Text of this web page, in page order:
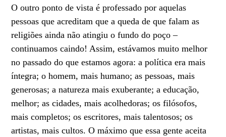
O outro ponto de vista é professado por aquelas
pessoas que acreditam que a queda de que falam as
religiões ainda não atingiu o fundo do poço –
continuamos caindo! Assim, estávamos muito melhor
no passado do que estamos agora: a política era mais
íntegra; o homem, mais humano; as pessoas, mais
generosas; a natureza mais exuberante; a educação,
melhor; as cidades, mais acolhedoras; os filósofos,
mais completos; os escritores, mais talentosos; os
artistas, mais cultos. O máximo que essa gente aceita